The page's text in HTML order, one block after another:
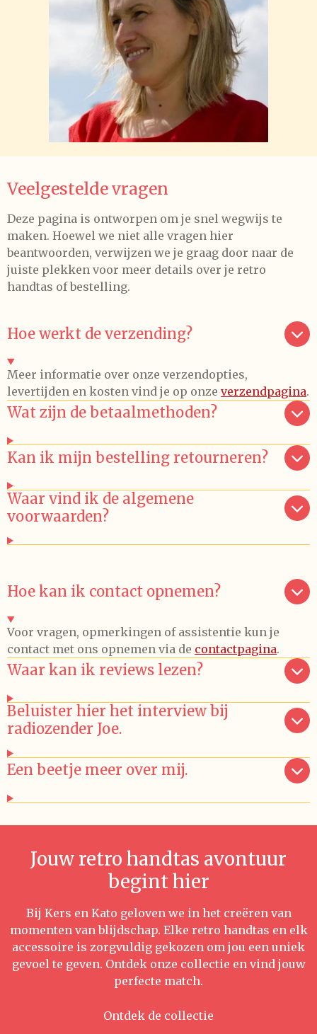
Veelgestelde vragen
Deze pagina is ontworpen om je snel wegwijs te
maken. Hoewel we niet alle vragen hier
beantwoorden, verwijzen we je graag door naar de
juiste plekken voor meer details over je retro
handtas of bestelling.
Hoe werkt de verzending?
Meer informatie over onze verzendopties,
levertijden en kosten vind je op onze verzendpagina.
Wat zijn de betaalmethoden?
Kan ik mijn bestelling retourneren?
Waar vind ik de algemene
voorwaarden?
Hoe kan ik contact opnemen?
Voor vragen, opmerkingen of assistentie kun je
contact met ons opnemen via de contactpagina.
Waar kan ik reviews lezen?
Beluister hier het interview bij
radiozender Joe.
Een beetje meer over mij.
Jouw retro handtas avontuur
begint hier
Bij Kers en Kato geloven we in het creëren van
momenten van blijdschap. Elke retro handtas en elk
accessoire is zorgvuldig gekozen om jou een uniek
gevoel te geven. Ontdek onze collectie en vind jouw
perfecte match.
Ontdek de collectie